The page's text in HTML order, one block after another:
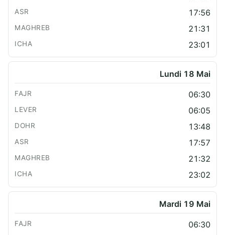
17:56
21:31
23:01
Lundi 18 Mai
06:30
06:05
13:48
17:57
21:32
23:02
Mardi 19 Mai
06:30